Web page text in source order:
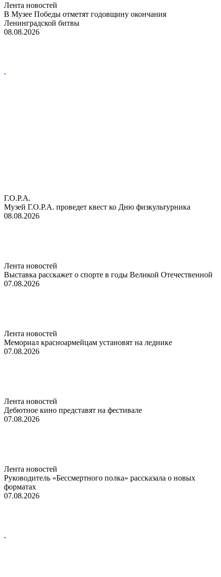
Лента новостей
В Музее Победы отметят годовщину окончания
Ленинградской битвы
08.08.2026
Г.О.Р.А.
Музей Г.О.Р.А. проведет квест ко Дню физкультурника
08.08.2026
Лента новостей
Выставка расскажет о спорте в годы Великой Отечественной
07.08.2026
Лента новостей
Мемориал красноармейцам установят на леднике
07.08.2026
Лента новостей
Дебютное кино представят на фестивале
07.08.2026
Лента новостей
Руководитель «Бессмертного полка» рассказала о новых
форматах
07.08.2026